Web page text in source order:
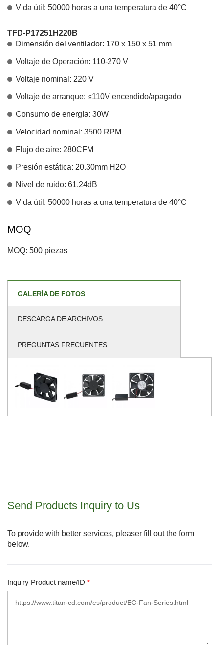
Vida útil: 50000 horas a una temperatura de 40°C
TFD-P17251H220B
Dimensión del ventilador: 170 x 150 x 51 mm
Voltaje de Operación: 110-270 V
Voltaje nominal: 220 V
Voltaje de arranque: ≤110V encendido/apagado
Consumo de energía: 30W
Velocidad nominal: 3500 RPM
Flujo de aire: 280CFM
Presión estática: 20.30mm H2O
Nivel de ruido: 61.24dB
Vida útil: 50000 horas a una temperatura de 40°C
MOQ
MOQ: 500 piezas
GALERÍA DE FOTOS
DESCARGA DE ARCHIVOS
PREGUNTAS FRECUENTES